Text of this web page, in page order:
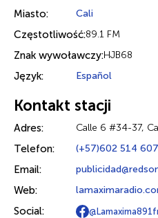
Miasto: Cali
Częstotliwość:89.1 FM
Znak wywoławczy:HJB68
Język: Español
Kontakt stacji
Adres: Calle 6 #34-37,
Telefon: (+57)602 514
Email:
Web:
Social: